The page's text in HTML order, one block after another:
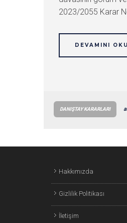
2023/2055 Karar
DEVAMINI OKU
DANIŞTAY KARARLARI
Hakkımızda
Gizlilik Politikası
İletişim